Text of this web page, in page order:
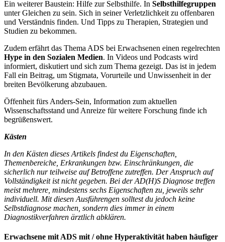
Ein weiterer Baustein: Hilfe zur Selbsthilfe. In Selbsthilfegruppen
unter Gleichen zu sein. Sich in seiner Verletzlichkeit zu offenbaren
und Verständnis finden. Und Tipps zu Therapien, Strategien und
Studien zu bekommen.
Zudem erfährt das Thema ADS bei Erwachsenen einen regelrechten
Hype in den Sozialen Medien. In Videos und Podcasts wird
informiert, diskutiert und sich zum Thema gezeigt. Das ist in jedem
Fall ein Beitrag, um Stigmata, Vorurteile und Unwissenheit in der
breiten Bevölkerung abzubauen.
Öffenheit fürs Anders-Sein, Information zum aktuellen
Wissenschaftsstand und Anreize für weitere Forschung finde ich
begrüßenswert.
Kästen
In den Kästen dieses Artikels findest du Eigenschaften,
Themenbereiche, Erkrankungen bzw. Einschränkungen, die
sicherlich nur teilweise auf Betroffene zutreffen. Der Anspruch auf
Vollständigkeit ist nicht gegeben. Bei der AD(H)S Diagnose treffen
meist mehrere, mindestens sechs Eigenschaften zu, jeweils sehr
individuell. Mit diesen Ausführengen solltest du jedoch keine
Selbstdiagnose machen, sondern dies immer in einem
Diagnostikverfahren ärztlich abklären.
Erwachsene mit ADS mit / ohne Hyperaktivität haben häufiger